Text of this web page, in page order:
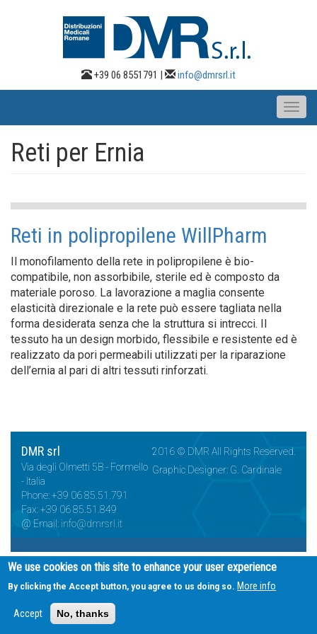
+39 06 8551791 | info@dmrsrl.it
Toggle
Reti per Ernia
Reti in polipropilene WillPharm
Il monofilamento della rete in polipropilene è bio-
compatibile, non assorbibile, sterile ed è composto da
materiale poroso. La lavorazione a maglia consente
elasticità direzionale e la rete può essere tagliata nella
forma desiderata senza che la struttura si intrecci. Il
tessuto ha un design morbido, flessibile e resistente ed è
realizzato da pori permeabili utilizzati per la riparazione
dell’ernia al pari di altri tessuti rinforzati.
2016 © DMR All Rights Reserved.
Graphic Designer: G. Cardinale
DMR srl
Via degli Olmetti 5B - Formello
- Italia
Phone: +39 06 85.51.791
Fax: +39 06 85.51.849
@ Email: info@dmrsrl.it
We use cookies on this site to enhance your user experience
By clicking the Accept button, you agree to us doing so. More info
Accept No, thanks